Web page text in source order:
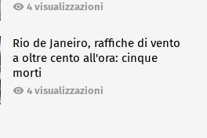
4 visualizzazioni
Rio de Janeiro, raffiche di vento
a oltre cento all'ora: cinque
morti
4 visualizzazioni